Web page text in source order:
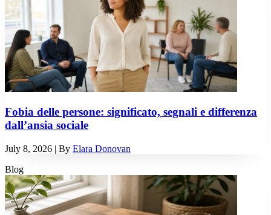
Fobia delle persone: significato, segnali e differenza
dall’ansia sociale
July 8, 2026 | By Elara Donovan
Blog